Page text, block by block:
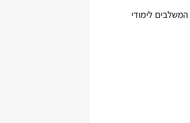
לימודי